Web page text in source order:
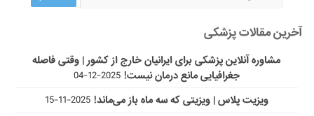
آخرین مقالات پزشکی
مشاوره آنلاین پزشکی برای ایرانیان خارج از کشور | وقتی فاصله
جغرافیایی مانع درمان نیست! 2025-12-04
ویزیت پلاس | ویزیتی که سه ماه باز می‌ماند! 2025-11-15